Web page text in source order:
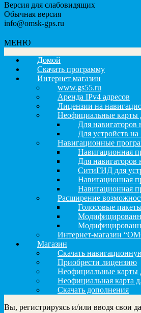
Версия для слабовидящих
Обычная версия
info@omsk-gps.ru
МЕНЮ
Домой
Скачать программу
Интернет магазин
www.gs55.ru
Аренда IPv4 адресов
Лицензии на
Неофициальные
Для навигаторов
Для устройств
Навигационные
Навигационная
Для навигаторов
СитиГИД для
Навигационная
Навигационная
Расширение
Голосовые
Интернет-магазин
Магазин
Скачать
Приобрести лицензию
Неофициальные
Неофициальная карта
Скачать дополнения
Вы, регистрируясь и/или вводя свои